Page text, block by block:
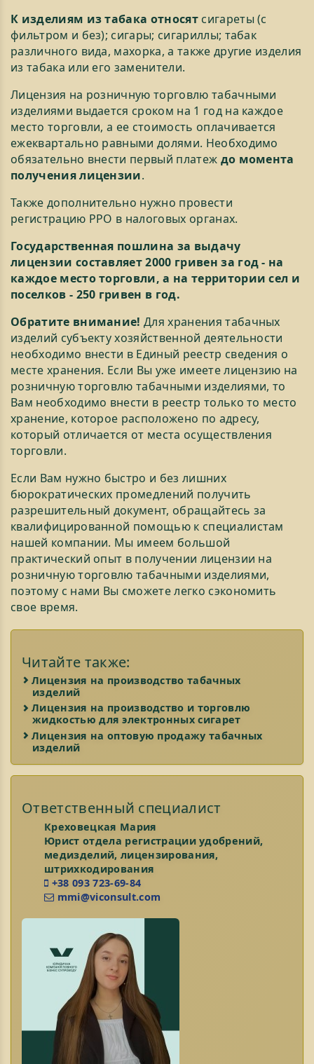
К изделиям из табака относятсигареты (с
фильтром и без); сигары; сигариллы; табак
различного вида, махорка, а также другие изделия
из табака или его заменители.
Лицензия на розничную торговлю табачными
изделиями выдается сроком на 1 год на каждое
место торговли, а ее стоимость оплачивается
ежеквартально равными долями. Необходимо
обязательно внести первый платеж до момента
получения лицензии.
Также дополнительно нужно провести
регистрацию РРО в налоговых органах.
Государственная пошлина за выдачу
лицензии составляет 2000 гривен за год - на
каждое место торговли, а на территории сел и
поселков - 250 гривен в год.
Обратите внимание! Для хранения табачных
изделий субъекту хозяйственной деятельности
необходимо внести в Единый реестр сведения о
месте хранения. Если Вы уже имеете лицензию на
розничную торговлю табачными изделиями, то
Вам необходимо внести в реестр только то место
хранение, которое расположено по адресу,
который отличается от места осуществления
торговли.
Если Вам нужно быстро и без лишних
бюрократических промедлений получить
разрешительный документ, обращайтесь за
квалифицированной помощью к специалистам
нашей компании. Мы имеем большой
практический опыт в получении лицензии на
розничную торговлю табачными изделиями,
поэтому с нами Вы сможете легко сэкономить
свое время.
Читайте также:
Лицензия на производство табачных
изделий
Лицензия на производство и торговлю
жидкостью для электронных сигарет
Лицензия на оптовую продажу табачных
изделий
Ответственный специалист
Креховецкая Мария
Юрист отдела регистрации удобрений,
медизделий, лицензирования,
штрихкодирования
+38 093 723-69-84
mmi@viconsult.com